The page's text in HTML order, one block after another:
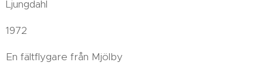
Ljungdahl
1972
En fältflygare från Mjölby